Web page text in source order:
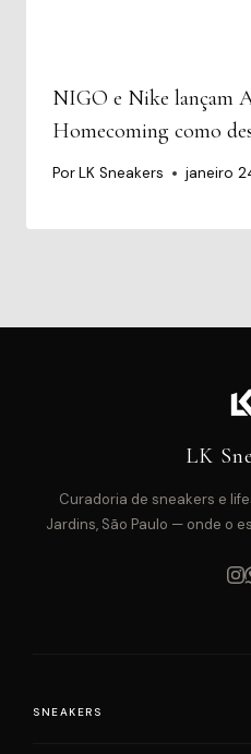
NIGO e Nike lançam
Homecoming como
PorLK Sneakers janeiro
LK
Curadoria de sneakers e
Jardins, São Paulo — onde o
SNEAKERS